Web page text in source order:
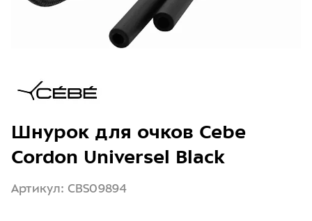
Шнурок для очков Cebe
Cordon Universel Black
Артикул: CBS09894